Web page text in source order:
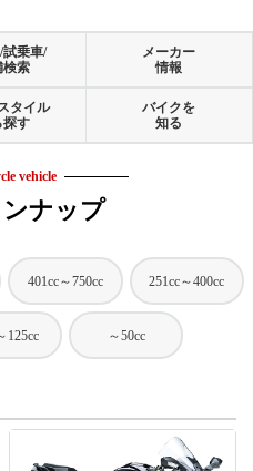
試乗車/
検索
メーカー
情報
タイル
探す
バイクを
知る
vehicle
ナップ
401cc～750cc 251cc～400cc
125cc ～50cc